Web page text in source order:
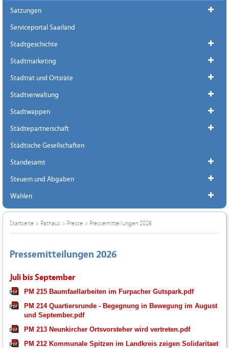
Satzungen
Serviceportal Saarland
Stadtgeschichte
Stadtmarketing
Stadtrat und Ortsräte
Stadtverwaltung
Stadtwappen
Städtepartnerschaft
Städtische Gesellschaften
Standesamt
Steuern und Abgaben
Wahlen
Startseite > Rathaus > Presse > Pressemitteilungen 2026
Pressemitteilungen 2026
Juli bis September
PM 215 Baumfaellarbeiten im Furpacher Gutspark.pdf
PM 214 Quartiersrunde - Begegnung in Bewegung im August
und September.pdf
PM 213 Neunkircher Ortsvorsteher wird vertreten.pdf
PM 212 Kommunale Spitzen im Landkreis zeigen Solidaritaet